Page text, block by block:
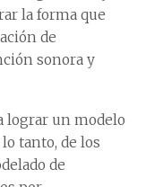
la forma que
de
sonora y
lograr un modelo
tanto, de los
de